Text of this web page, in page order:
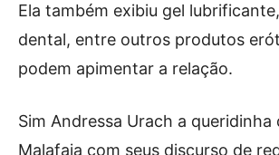
Ela também exibiu gel
dental, entre outros produtos
podem apimentar a relação.
Sim Andressa Urach a queridinha
Malafaia com seus discurso de